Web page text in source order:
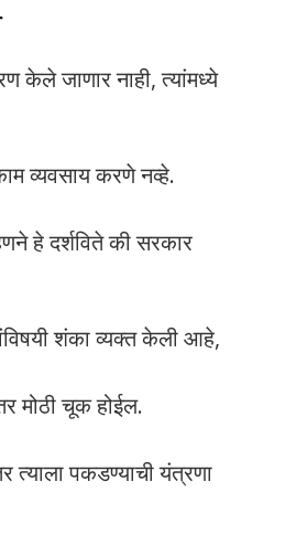
केले जाणार नाही, त्यांमध्ये
व्यवसाय करणे नव्हे.
हे दर्शविते की सरकार
शंका व्यक्त केली आहे,
मोठी चूक होईल.
त्याला पकडण्याची यंत्रणा